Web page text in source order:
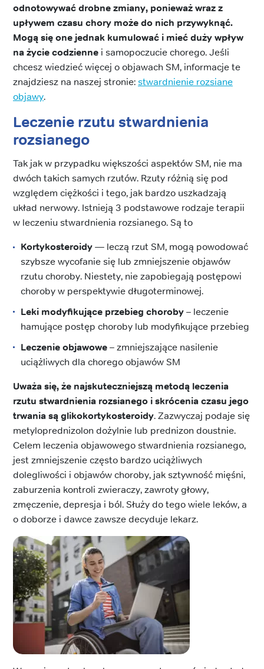
odnotowywać drobne zmiany, ponieważ wraz z
upływem czasu chory może do nich przywyknąć.
Mogą się one jednak kumulować i mieć duży wpływ
na życie codzienne i samopoczucie chorego. Jeśli
chcesz wiedzieć więcej o objawach SM, informacje te
znajdziesz na naszej stronie: stwardnienie rozsiane
objawy.
Leczenie rzutu stwardnienia
rozsianego
Tak jak w przypadku większości aspektów SM, nie ma
dwóch takich samych rzutów. Rzuty różnią się pod
względem ciężkości i tego, jak bardzo uszkadzają
układ nerwowy. Istnieją 3 podstawowe rodzaje terapii
w leczeniu stwardnienia rozsianego. Są to
Kortykosteroidy— leczą rzut SM, mogą powodować
szybsze wycofanie się lub zmniejszenie objawów
rzutu choroby. Niestety, nie zapobiegają postępowi
choroby w perspektywie długoterminowej.
Leki modyfikujące przebieg choroby– leczenie
hamujące postęp choroby lub modyfikujące przebieg
Leczenie objawowe– zmniejszające nasilenie
uciążliwych dla chorego objawów SM
Uważa się, że najskuteczniejszą metodą leczenia
rzutu stwardnienia rozsianego i skrócenia czasu jego
trwania są glikokortykosteroidy. Zazwyczaj podaje się
metyloprednizolon dożylnie lub prednizon doustnie.
Celem leczenia objawowego stwardnienia rozsianego,
jest zmniejszenie często bardzo uciążliwych
dolegliwości i objawów choroby, jak sztywność mięśni,
zaburzenia kontroli zwieraczy, zawroty głowy,
zmęczenie, depresja i ból. Służy do tego wiele leków, a
o doborze i dawce zawsze decyduje lekarz.